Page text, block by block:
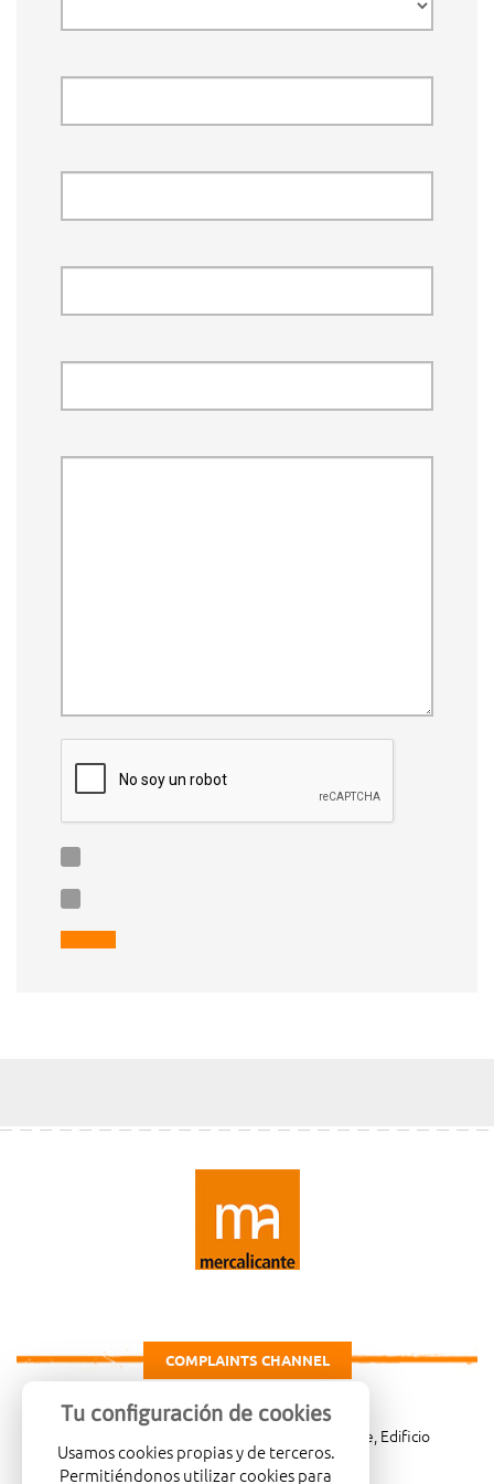
COMPLAINTS CHANNEL
Carretera de Madrid Km. 4, 03007 Alicante, Edificio
Administrativo, planta 3ª
Tu configuración de cookies
Usamos cookies propias y de terceros.
Permitiéndonos utilizar cookies para